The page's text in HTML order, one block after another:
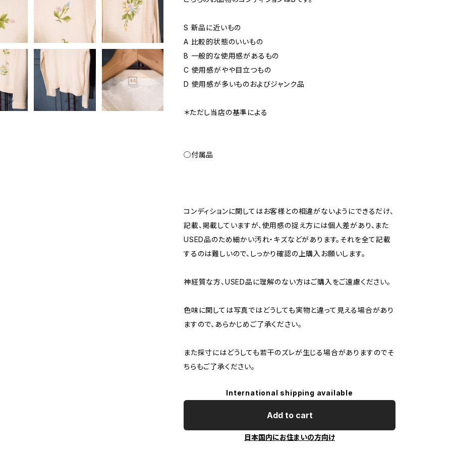
S 新品に近いもの
A 比較的状態のいいもの
B 一般的な使用感があるもの
C 使用感がやや目立つもの
D 使用感が多いものおよびジャンク品
＊ただし当店の基準による
◯付属品
コンディションに関してはお客様との相違がないようにできるだけ、
記載、掲載していますが、使用感の捉え方には個人差があり、また
USED品のため細かい汚れ・キズなどがあります。それを全て記載
するのは難しいので、しっかり確認の上購入お願いします。
神経質な方、USED品に理解のない方はご購入をご遠慮ください。
色味に関しては写真ではどうしても実物と違って見える場合があり
ますので、あらかじめご了承ください。
また採寸にはどうしても若干のズレが生じる場合がありますのでそ
ちらもご了承ください。
International shipping available
Add to cart
日本国内にお住まいの方向け